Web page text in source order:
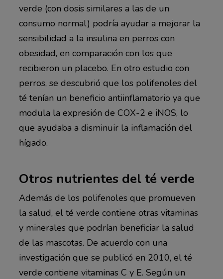
verde (con dosis similares a las de un
consumo normal) podría ayudar a mejorar la
sensibilidad a la insulina en perros con
obesidad, en comparación con los que
recibieron un placebo. En otro estudio con
perros, se descubrió que los polifenoles del
té tenían un beneficio antiinflamatorio ya que
modula la expresión de COX-2 e iNOS, lo
que ayudaba a disminuir la inflamación del
hígado.
Otros nutrientes del té verde
Además de los polifenoles que promueven
la salud, el té verde contiene otras vitaminas
y minerales que podrían beneficiar la salud
de las mascotas. De acuerdo con una
investigación que se publicó en 2010, el té
verde contiene vitaminas C y E. Según un